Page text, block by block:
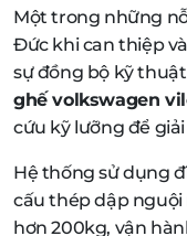
Một trong những
Đức khi can thiệp
sự đồng bộ kỹ
ghế volkswagen
cứu kỹ lưỡng để
Hệ thống sử dụng
cấu thép dập
hơn 200kg, vận